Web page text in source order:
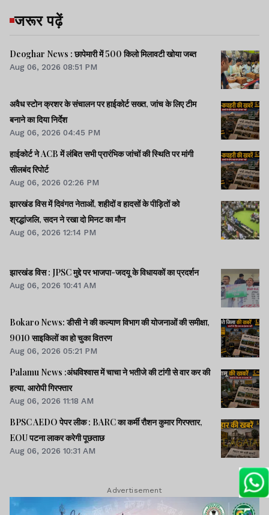
जरूर पढ़ें
Deoghar News : छापेमारी में 500 किलो मिलावटी खोया जब्त
Aug 06, 2026 08:51 PM
अवैध स्टोन क्रशर के संचालन पर हाईकोर्ट सख्त, जांच के लिए टीम
बनाने का दिया निर्देश
Aug 06, 2026 04:45 PM
हाईकोर्ट ने ACB में लंबित सभी प्रारंभिक जांचों की स्थिति पर मांगी
सीलबंद रिपोर्ट
Aug 06, 2026 02:26 PM
झारखंड विस में दिवंगत नेताओं, शहीदों व हादसों के पीड़ितों को
श्रद्धांजलि, सदन ने रखा दो मिनट का मौन
Aug 06, 2026 12:14 PM
झारखंड विस : JPSC मुद्दे पर भाजपा-जदयू के विधायकों का प्रदर्शन
Aug 06, 2026 10:41 AM
Bokaro News: डीसी ने की कल्याण विभाग की योजनाओं की समीक्षा,
9010 साइकिलों का हो चुका वितरण
Aug 06, 2026 05:21 PM
Palamu News :अंधविश्वास में चाचा ने भतीजे की टांगी से वार कर की
हत्या, आरोपी गिरफ्तार
Aug 06, 2026 11:18 AM
BPSC AEDO पेपर लीक : BARC का कर्मी रौशन कुमार गिरफ्तार,
EOU पटना लाकर करेगी पूछताछ
Aug 06, 2026 10:31 AM
Advertisement